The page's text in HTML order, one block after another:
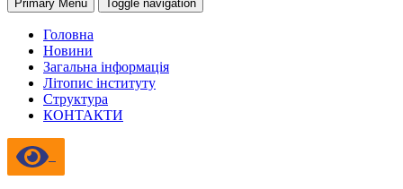
Primary Menu Toggle navigation
Головна
Новини
Загальна інформація
Літопис інституту
Структура
КОНТАКТИ